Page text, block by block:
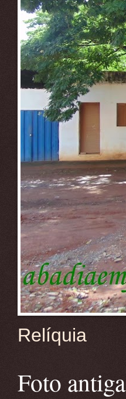
Relíquia
Foto antiga